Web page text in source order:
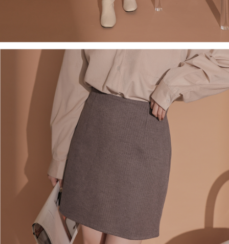
【Panduan Penggunaan Pembayaran Ansuran Gogo】
1. Perkhidmatan ini disediakan oleh Taiwan Mobile, pengguna telefon
dan kad prabayar)
2. Pilihan kaedah pembayaran "Pembayaran Ansuran Gogo", selepas
pesanan ditubuhkan, akan secara automatik dialihkan ke proses
transaksi Gogo, selepas pengesahan nombor telefon, pilih bilangan
ansuran yang diingini, tarikh akhir pembayaran, dan setelah
mengesahkan pembayaran, transaksi akan selesai.
3. Jumlah kelulusan sebenar, bilangan ansuran dan jumlah bayaran
adalah berdasarkan halaman pengesahan transaksi seterusnya.
4. Dalam masa 30 minit selepas pesanan ditubuhkan, jika tidak pergi
untuk mengesahkan transaksi atau jika tidak lulus semakan, pesanan
akan dibatalkan secara automatik. Jika terdapat situasi "pindah untuk
semakan khusus" yang tidak lulus, ini menunjukkan bahawa sistem
penilaian tidak mencukupi, tiada penjelasan mengenai kandungan
penilaian boleh diberikan.
【Penerangan Kaedah Pembayaran】
1. Pembayaran ansuran tidak digabungkan dalam bil telekomunikasi,
"Pembayaran Ansuran Gogo" akan menghantar SMS peringatan
pembayaran selepas tarikh penyelesaian bulanan.
2. Melalui pautan SMS untuk membuka bil, anda boleh memilih untuk
membayar melalui "Kod bar kedai serbaneka / Kedai rasmi Taiwan
mendapatkan kebenaran daripada ibu bapa atau penjaga yang sah
cs_tw@netprotections.co.jp
mempunyai sebarang kebimbangan mengenai pemprosesan dan
penggunaan pada data peribadi. Jika anda tidak bersetuju dengan data
peribadi yang disenaraikan seperti di atas akan dikumpul dan digunakan
oleh AFTEE, sila jangan gunakan perkhidmatan ini.